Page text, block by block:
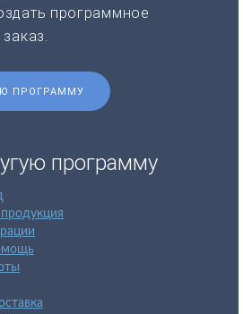
программное
ПРОГРАММУ
программу